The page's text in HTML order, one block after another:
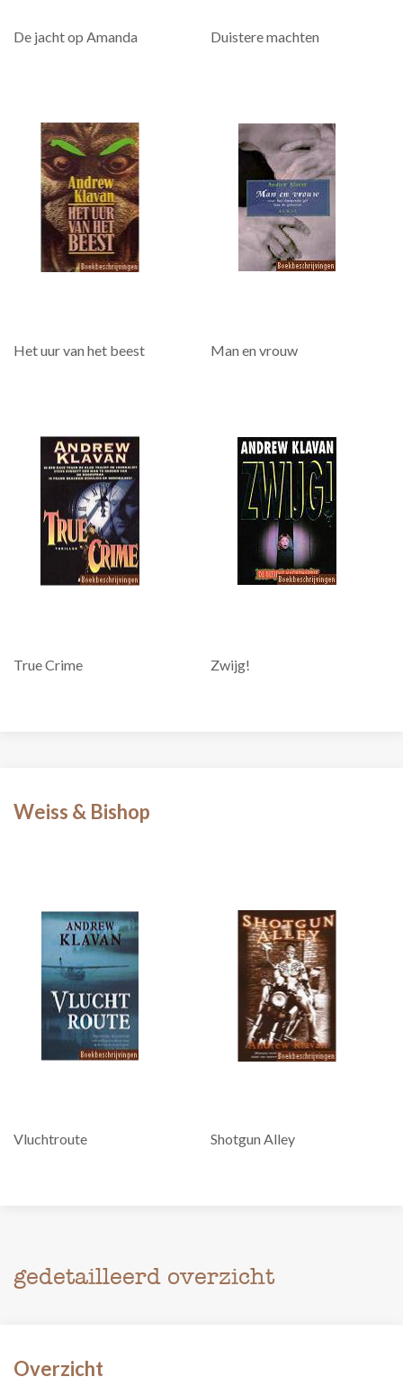
De jacht op Amanda Duistere machten
Het uur van het beest Man en vrouw
True Crime Zwijg!
Weiss & Bishop
Vluchtroute Shotgun Alley
gedetailleerd overzicht
Overzicht